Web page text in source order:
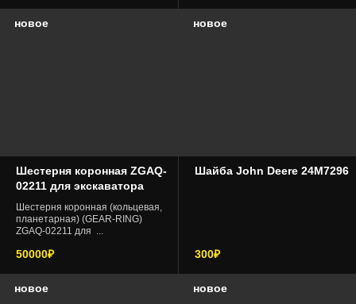
новое
Шестерня коронная ZGAQ-
02211 для экскаватора
колесного Hyundai
Шестерня коронная (кольцевая,
планетарная) (GEAR-RING)
ZGAQ-02211 для ...
50000₽
новое
Шайба John Deere 24M7296
300₽
новое новое